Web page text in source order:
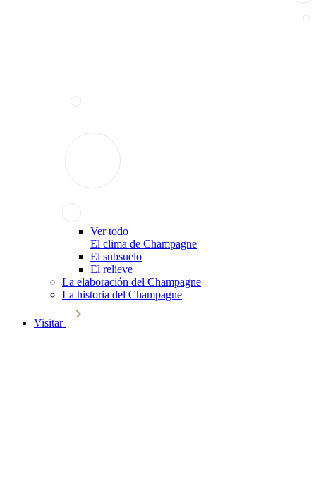
Ver todo
El clima de Champagne
El subsuelo
El relieve
La elaboración del Champagne
La historia del Champagne
Visitar